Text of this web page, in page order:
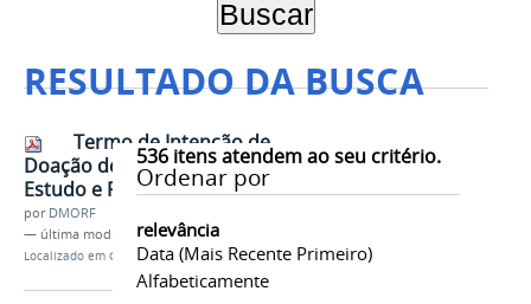
RESULTADO DA BUSCA
536itens atendem ao seu critério.
Ordenar por
relevância
Data (mais Recente Primeiro)
Alfabeticamente
Termo de Intenção de
Doação de Corpo para Fins de
Estudo e Pesquisa.pdf
por DMORF
— última modificação01/11/2019 11h10
Localizado em Contents /Documentos